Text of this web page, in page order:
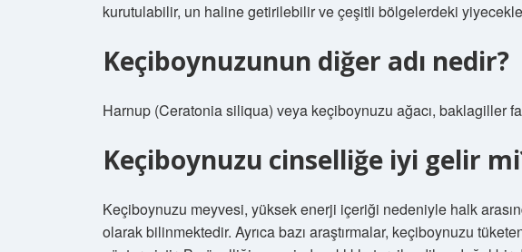
kurutulabilir, un haline getirilebilir ve çeşitli bölgelerdeki
Keçiboynuzunun diğer adı nedir?
Harnup (Ceratonia siliqua) veya keçiboynuzu ağacı, baklagiller
Keçiboynuzu cinselliğe iyi gelir
Keçiboynuzu meyvesi, yüksek enerji içeriği nedeniyle halk
olarak bilinmektedir. Ayrıca bazı araştırmalar, keçiboynuzu